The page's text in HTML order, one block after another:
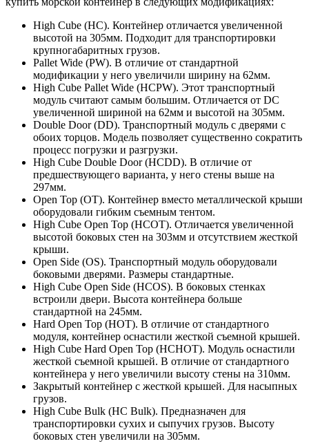
High Cube (HC). Контейнер отличается увеличенной
высотой на 305мм. Подходит для транспортировки
крупногабаритных грузов.
Pallet Wide (PW). В отличие от стандартной
модификации у него увеличили ширину на 62мм.
High Cube Pallet Wide (HCPW). Этот транспортный
модуль считают самым большим. Отличается от DC
увеличенной шириной на 62мм и высотой на 305мм.
Double Door (DD). Транспортный модуль с дверями с
обоих торцов. Модель позволяет существенно сократить
процесс погрузки и разгрузки.
High Cube Double Door (HCDD). В отличие от
предшествующего варианта, у него стены выше на
297мм.
Open Top (OT). Контейнер вместо металлической крыши
оборудовали гибким съемным тентом.
High Cube Open Top (HCOT). Отличается увеличенной
высотой боковых стен на 303мм и отсутствием жесткой
крыши.
Open Side (OS). Транспортный модуль оборудовали
боковыми дверями. Размеры стандартные.
High Cube Open Side (HCOS). В боковых стенках
встроили двери. Высота контейнера больше
стандартной на 245мм.
Hard Open Top (HOT). В отличие от стандартного
модуля, контейнер оснастили жесткой съемной крышей.
High Cube Hard Open Top (HCHOT). Модуль оснастили
жесткой съемной крышей. В отличие от стандартного
контейнера у него увеличили высоту стены на 310мм.
Закрытый контейнер с жесткой крышей. Для насыпных
грузов.
High Cube Bulk (HC Bulk). Предназначен для
транспортировки сухих и сыпучих грузов. Высоту
боковых стен увеличили на 305мм.